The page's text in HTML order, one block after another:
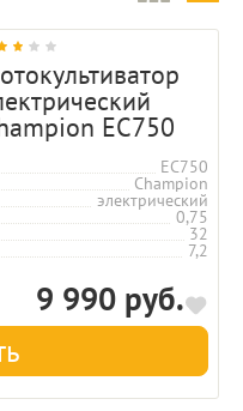
EC750
EC750
Champion
электрический
0,75
32
7,2
9 990 руб.